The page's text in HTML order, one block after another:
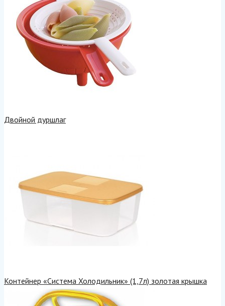
Двойной дуршлаг
Контейнер «Система Холодильник» (1,7л) золотая крышка